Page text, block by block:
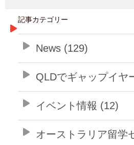
記事カテゴリー
News (129)
QLDでギャップイヤ
イベント情報 (12)
オーストラリア留学